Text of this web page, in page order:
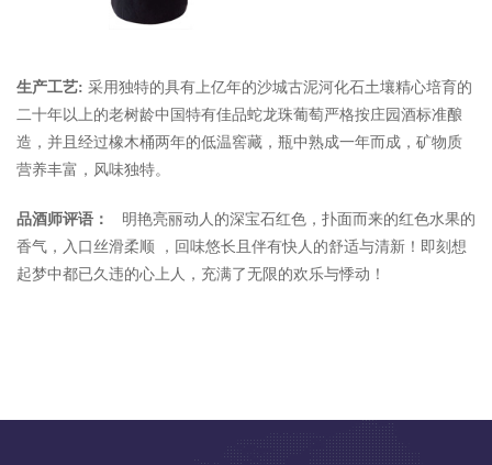
生产工艺: 采用独特的具有上亿年的沙城古泥河化石土壤精心培育的
二十年以上的老树龄中国特有佳品蛇龙珠葡萄严格按庄园酒标准酿
造，并且经过橡木桶两年的低温窖藏，瓶中熟成一年而成，矿物质
营养丰富，风味独特。
品酒师评语：
明艳亮丽动人的深宝石红色，扑面而来的红色水果的
香气，入口丝滑柔顺 ，回味悠长且伴有快人的舒适与清新！即刻想
起梦中都已久违的心上人，充满了无限的欢乐与悸动！